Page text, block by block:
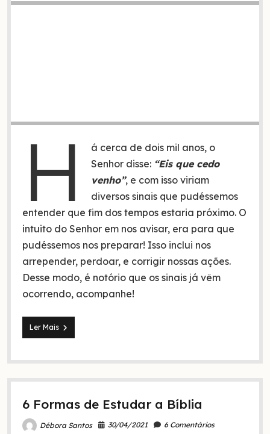
H
á cerca de dois mil anos, o
Senhor disse: “Eis que cedo
venho”, e com isso viriam
diversos sinais que pudéssemos
entender que fim dos tempos estaria próximo. O
intuito do Senhor em nos avisar, era para que
pudéssemos nos preparar! Isso inclui nos
arrepender, perdoar, e corrigir nossas ações.
Desse modo, é notório que os sinais já vêm
ocorrendo, acompanhe!
Ler MaisQuais
são
sinais
fim
tempos
a
6 Formas de Estudar a Bíblia
Débora Santos 30/04/2021 6 Comentários